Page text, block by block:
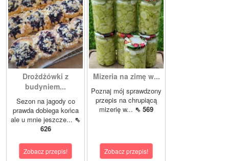
Drożdżówki z
budyniem...
Sezon na jagody co
prawda dobiega końca
ale u mnie jeszcze... ⇖
626
Zobacz przepis!
Mizeria na zimę w...
Poznaj mój sprawdzony
przepis na chrupiącą
mizerię w... ⇖ 569
Zobacz przepis!